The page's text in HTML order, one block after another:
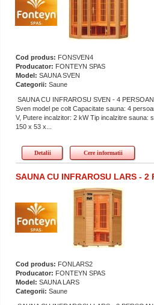
Cod produs: FONSVEN4
Producator: FONTEYN SPAS
Model: SAUNA SVEN
Categorii: Saune
SAUNA CU INFRAROSU SVEN - 4
Sven model pe colt Capacitate sauna: 4
V, Putere incalzitor: 2 kW Tip incalzitre sauna:
150 x 53 x...
Detalii Cere informatii
SAUNA CU INFRAROSU LARS - 2
Cod produs: FONLARS2
Producator: FONTEYN SPAS
Model: SAUNA LARS
Categorii: Saune